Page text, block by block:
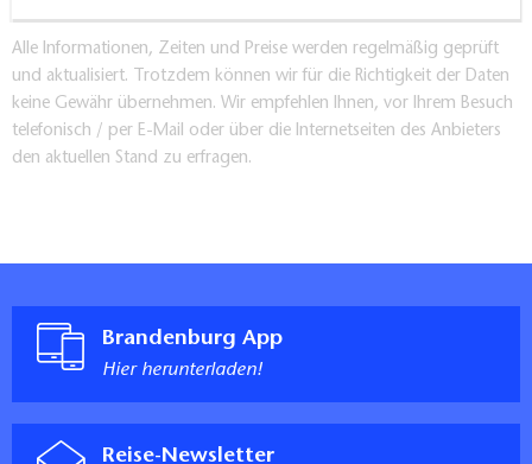
Alle Informationen, Zeiten und Preise werden regelmäßig geprüft
und aktualisiert. Trotzdem können wir für die Richtigkeit der Daten
keine Gewähr übernehmen. Wir empfehlen Ihnen, vor Ihrem Besuch
telefonisch / per E-Mail oder über die Internetseiten des Anbieters
den aktuellen Stand zu erfragen.
Brandenburg App
Hier herunterladen!
Reise-Newsletter